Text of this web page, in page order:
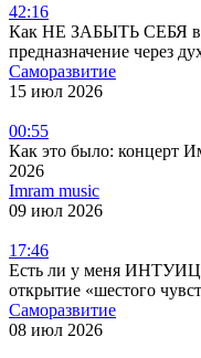
42:16
Как НЕ ЗАБЫТЬ СЕБЯ в
предназначение через
Саморазвитие
15 июл 2026
00:55
Как это было: концерт
2026
Imram music
09 июл 2026
17:46
Есть ли у меня
открытие «шестого
Саморазвитие
08 июл 2026